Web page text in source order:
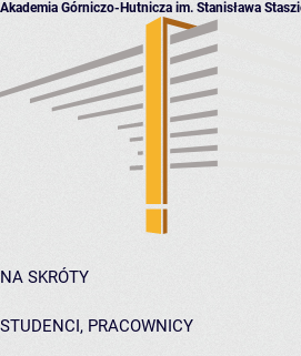
Akademia Górniczo-Hutnicza im. Stanisława
NA SKRÓTY
STUDENCI, PRACOWNICY